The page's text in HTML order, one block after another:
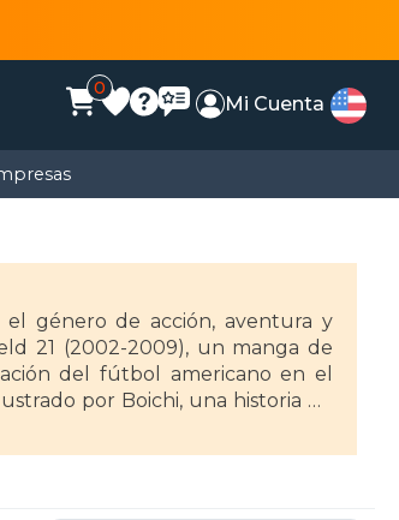
0
Mi Cuenta
el género de acción, aventura y
21 (2002-2009), un manga de
del fútbol americano en el
por Boichi, una historia de
y estratégica, lo que le ha
elogiado y recibió el Premio